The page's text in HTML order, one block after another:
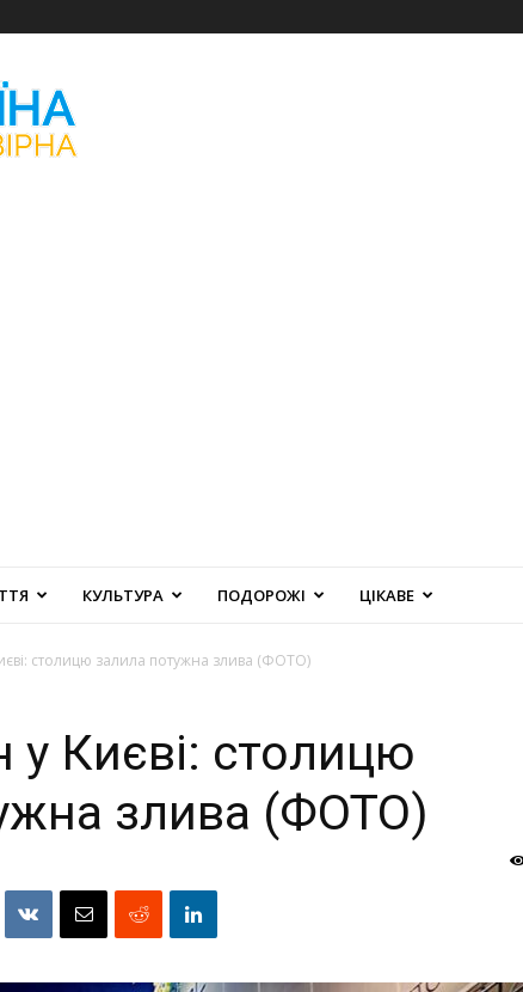
КУЛЬТУРА ПОДОРОЖІ ЦІКАВЕ
столицю залила потужна злива (ФОТО)
Києві: столицю
злива (ФОТО)